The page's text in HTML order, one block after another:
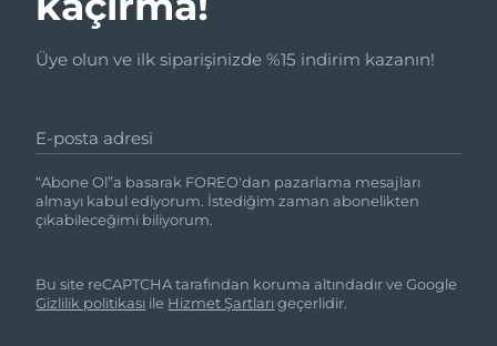
Üye olun ve ilk siparişinizde %15 indirim kazanın!
E-posta adresi
“Abone Ol”a basarak FOREO'dan pazarlama mesajları
almayı kabul ediyorum. İstediğim zaman abonelikten
çıkabileceğimi biliyorum.
Bu site reCAPTCHA tarafından koruma altındadır ve Google
Gizlilik politikası ile Hizmet Şartlarıgeçerlidir.